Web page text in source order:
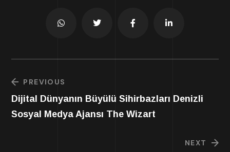
PREVIOUS
Dijital Dünyanın Büyülü Sihirbazları Denizli
Sosyal Medya Ajansı The Wizart
NEXT